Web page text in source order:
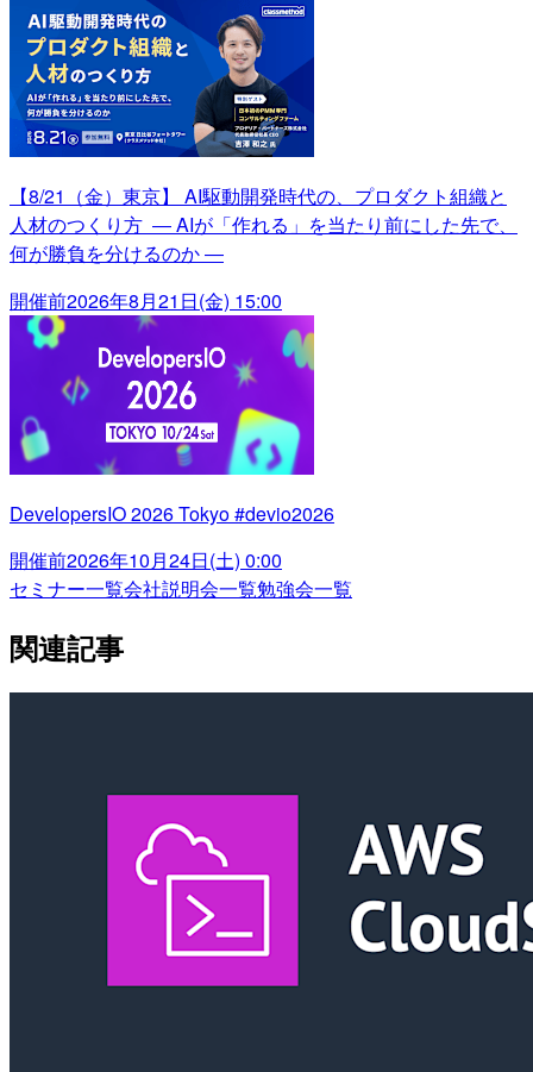
【8/21（金）東京】 AI駆動開発時代の、プロダクト組織と
人材のつくり方 ― AIが「作れる」を当たり前にした先で、
何が勝負を分けるのか ―
開催前2026年8月21日(金) 15:00
DevelopersIO 2026 Tokyo #devio2026
開催前2026年10月24日(土) 0:00
セミナー一覧会社説明会一覧勉強会一覧
関連記事